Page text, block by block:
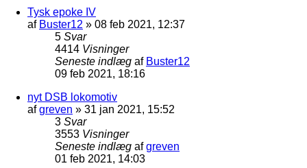
Tysk epoke IV
af Buster12 » 08 feb 2021, 12:37
5 Svar
4414 Visninger
Seneste indlæg af Buster12
09 feb 2021, 18:16
nyt DSB lokomotiv
afgreven » 31 jan 2021, 15:52
3 Svar
3553 Visninger
Seneste indlæg afgreven
01 feb 2021, 14:03